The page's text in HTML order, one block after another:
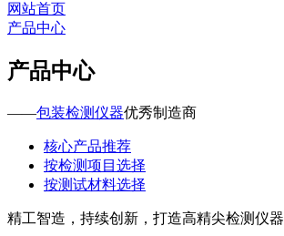
网站首页
产品中心
产品中心
——包装检测仪器优秀制造商
核心产品推荐
按检测项目选择
按测试材料选择
精工智造，持续创新，打造高精尖检测仪器